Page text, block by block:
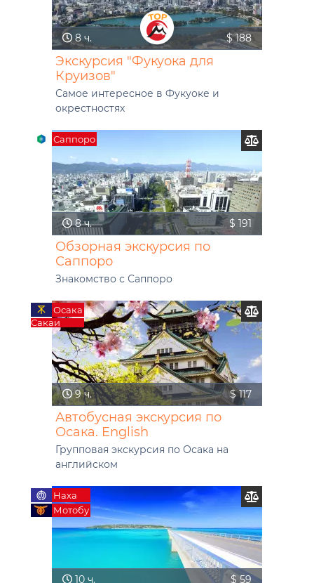
8 ч. $ 188
Экскурсия "Фукуока для
Круизов"
Самое интересное в Фукуоке и
окрестностях
Саппоро
8 ч. $ 191
Обзорная экскурсия по
Саппоро
Знакомство с Саппоро
Осака
Сакаи
9 ч. $ 117
Автобусная экскурсия по
Осака. English
Групповая экскурсия по Осака на
английском
Наха
Мотобу
10 ч. $ 59